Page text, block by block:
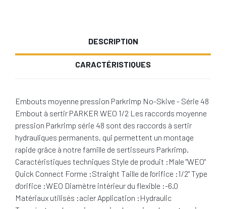
DESCRIPTION
CARACTÉRISTIQUES
Embouts moyenne pression Parkrimp No-Skive - Série 48
Embout à sertir PARKER WEO 1/2 Les raccords moyenne
pression Parkrimp série 48 sont des raccords à sertir
hydrauliques permanents, qui permettent un montage
rapide grâce à notre famille de sertisseurs Parkrimp.
Caractéristiques techniques Style de produit :Male "WEO"
Quick Connect Forme :Straight Taille de l'orifice :1/2" Type
d'orifice :WEO Diamètre intérieur du flexible :-6.0
Matériaux utilisés :acier Application :Hydraulic